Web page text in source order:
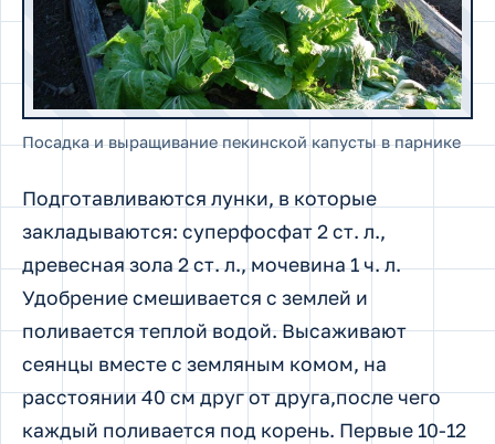
Посадка и выращивание пекинской капусты в парнике
Подготавливаются лунки, в которые
закладываются: суперфосфат 2 ст. л.,
древесная зола 2 ст. л., мочевина 1 ч. л.
Удобрение смешивается с землей и
поливается теплой водой. Высаживают
сеянцы вместе с земляным комом, на
расстоянии 40 см друг от друга,после чего
каждый поливается под корень. Первые 10-12